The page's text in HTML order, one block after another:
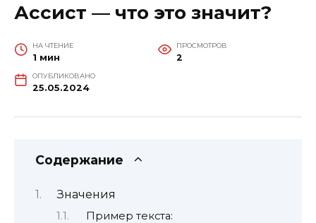
Ассист — что это значит?
НА ЧТЕНИЕ
1 мин
ПРОСМОТРОВ
2
ОПУБЛИКОВАНО
25.05.2024
Содержание
Значения
Пример текста: